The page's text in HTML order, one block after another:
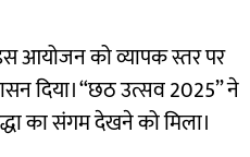
इस आयोजन को व्यापक स्तर पर
दिया। “छठ उत्सव 2025” ने
का संगम देखने को मिला।